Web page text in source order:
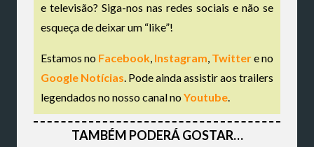
e televisão? Siga-nos nas redes sociais e não se
esqueça de deixar um “like”!
Estamos no Facebook, Instagram, Twittere no
Google Notícias. Pode ainda assistir aos trailers
legendados no nosso canal noYoutube.
TAMBÉM PODERÁ GOSTAR…